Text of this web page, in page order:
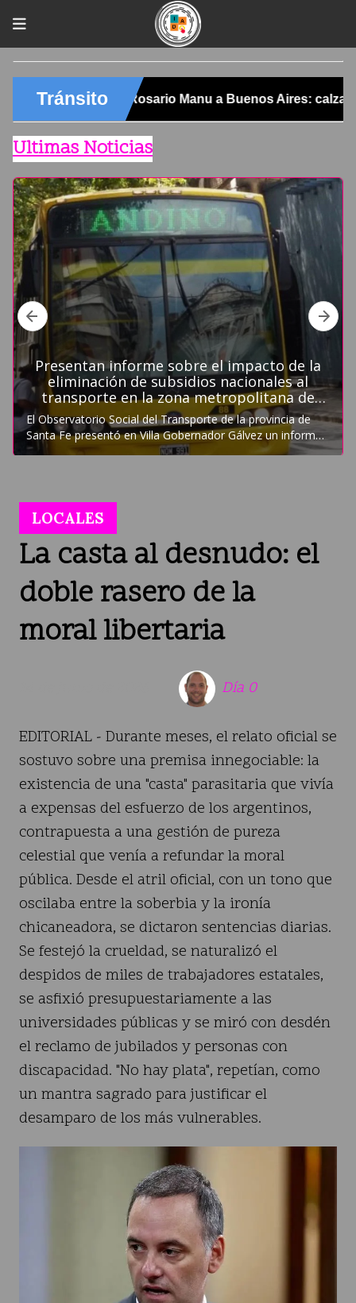
Ultimas Noticias
La casta al desnudo: el
doble rasero de la
moral libertaria
EDITORIAL - Durante meses, el relato oficial se
sostuvo sobre una premisa innegociable: la
existencia de una "casta" parasitaria que vivía
a expensas del esfuerzo de los argentinos,
contrapuesta a una gestión de pureza
celestial que venía a refundar la moral
pública. Desde el atril oficial, con un tono que
oscilaba entre la soberbia y la ironía
chicaneadora, se dictaron sentencias diarias.
Se festejó la crueldad, se naturalizó el
despidos de miles de trabajadores estatales,
se asfixió presupuestariamente a las
universidades públicas y se miró con desdén
el reclamo de jubilados y personas con
discapacidad. "No hay plata", repetían, como
un mantra sagrado para justificar el
desamparo de los más vulnerables.
LOCALES
Día 0